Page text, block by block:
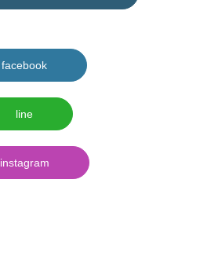
facebook
line
instagram